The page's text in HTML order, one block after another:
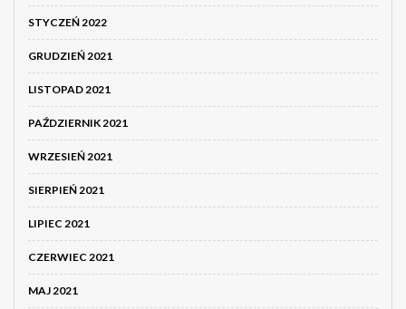
STYCZEŃ 2022
GRUDZIEŃ 2021
LISTOPAD 2021
PAŹDZIERNIK 2021
WRZESIEŃ 2021
SIERPIEŃ 2021
LIPIEC 2021
CZERWIEC 2021
MAJ 2021